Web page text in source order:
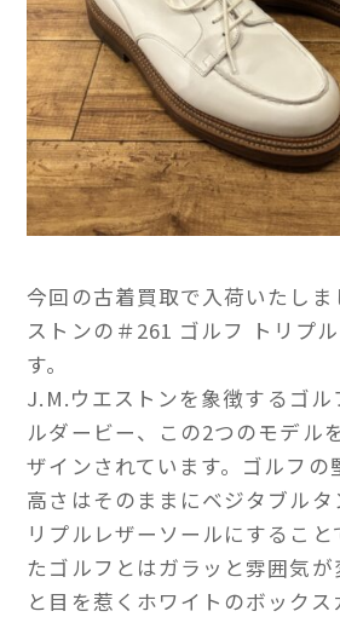
今回の古着買取で入荷いたし
ストンの＃261 ゴルフ トリプ
す。
J.M.ウエストンを象徴するゴル
ルダービー、この2つのモデル
ザインされています。ゴルフの
高さはそのままにベジタブルタ
リプルレザーソールにすること
たゴルフとはガラッと雰囲気が
と目を惹くホワイトのボックス